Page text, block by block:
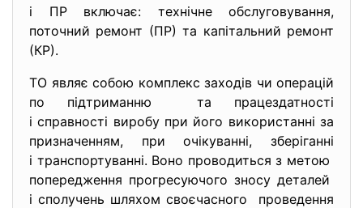
і ПР включає: технічне обслуговування,
поточний ремонт (ПР) та капітальний ремонт
(КР).
ТО являє собою комплекс заходів чи операцій
по підтриманню та працездатності
і справності виробу при його використанні за
призначенням, при очікуванні, зберіганні
і транспортуванні. Воно проводиться з метою
попередження прогресуючого зносу деталей
і сполучень шляхом своєчасного проведення